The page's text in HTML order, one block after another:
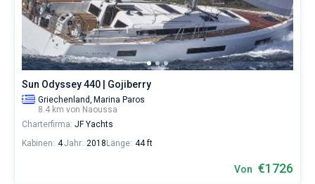
Sun Odyssey 440 | Gojiberry
Griechenland, Marina Paros
8.4 km von Naoussa
Charterfirma: JF Yachts
Kabinen: 4Jahr: 2018 Länge: 44 ft
Von €1726